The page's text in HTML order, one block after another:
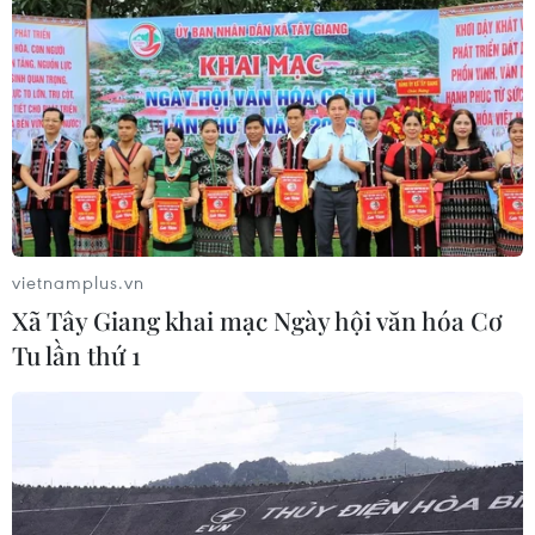
THỦY
Sở hữu trí tuệ
Quy định sử dụng
RSS
Hỗ trợ
Ngôn ngữ
TTXVN
Dịch vụ tin
Quảng cáo
Liên hệ
Giấy phép số: 1374/GP-BTTTT do Bộ Thông tin và Truyền thông
Điện thoại: (024) 39411349 - (024) 39411348, Fax: (024)
39411348
vietnamplus.vn
Xã Tây Giang khai mạc Ngày hội văn hóa Cơ
Tu lần thứ 1